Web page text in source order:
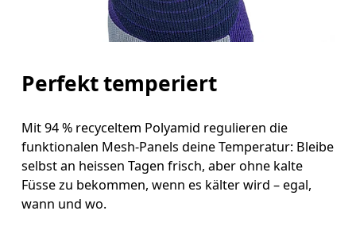
Perfekt temperiert
Mit 94 % recyceltem Polyamid regulieren die
funktionalen Mesh-Panels deine Temperatur: Bleibe
selbst an heissen Tagen frisch, aber ohne kalte
Füsse zu bekommen, wenn es kälter wird – egal,
wann und wo.